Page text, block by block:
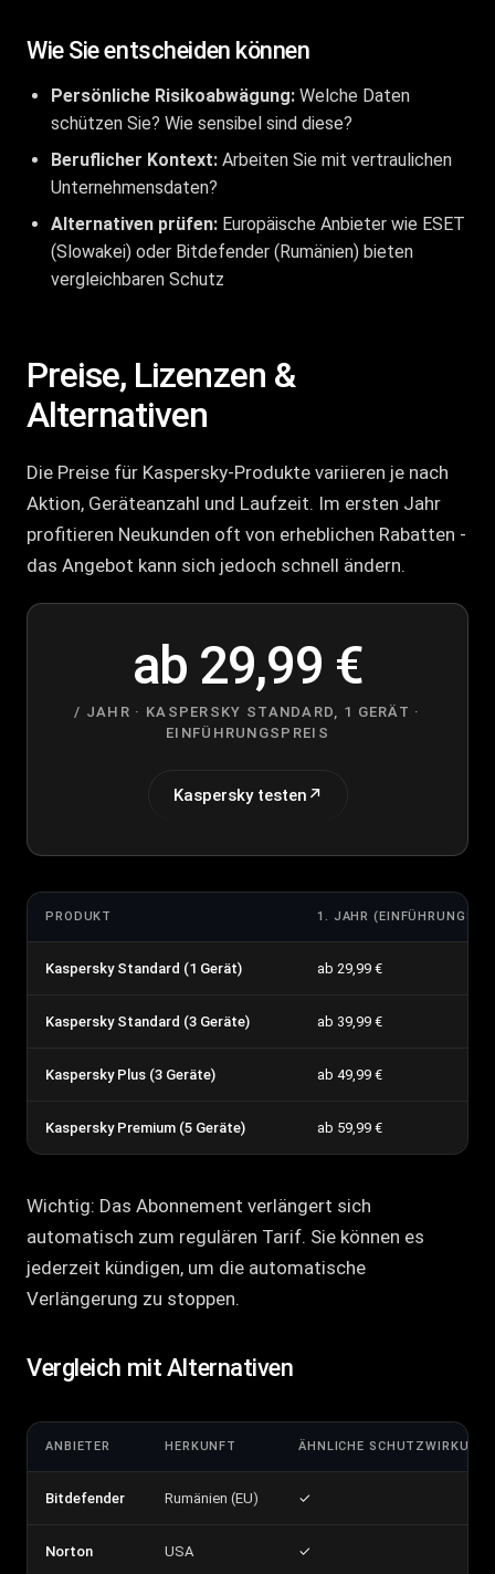
Wie Sie entscheiden können
Persönliche Risikoabwägung: Welche Daten
schützen Sie? Wie sensibel sind diese?
Beruflicher Kontext: Arbeiten Sie mit vertraulichen
Unternehmensdaten?
Alternativen prüfen: Europäische Anbieter wie ESET
(Slowakei) oder Bitdefender (Rumänien) bieten
vergleichbaren Schutz
Preise, Lizenzen &
Alternativen
Die Preise für Kaspersky-Produkte variieren je nach
Aktion, Geräteanzahl und Laufzeit. Im ersten Jahr
profitieren Neukunden oft von erheblichen Rabatten -
das Angebot kann sich jedoch schnell ändern.
ab 29,99 €
/ JAHR · KASPERSKY STANDARD, 1 GERÄT ·
EINFÜHRUNGSPREIS
Kaspersky testen ↗
PRODUKT 1. JAHR
Kaspersky Standard (1 Gerät) ab 29,99 €
Kaspersky Standard (3 Geräte) ab 39,99 €
Kaspersky Plus (3 Geräte) ab 49,99 €
Kaspersky Premium (5 Geräte) ab 59,99 €
Wichtig: Das Abonnement verlängert sich
automatisch zum regulären Tarif. Sie können es
jederzeit kündigen, um die automatische
Verlängerung zu stoppen.
Vergleich mit Alternativen
ANBIETER HERKUNFT ÄHNLICHE SCHUTZWIRKUNG
Bitdefender Rumänien (EU) ✓
Norton USA ✓